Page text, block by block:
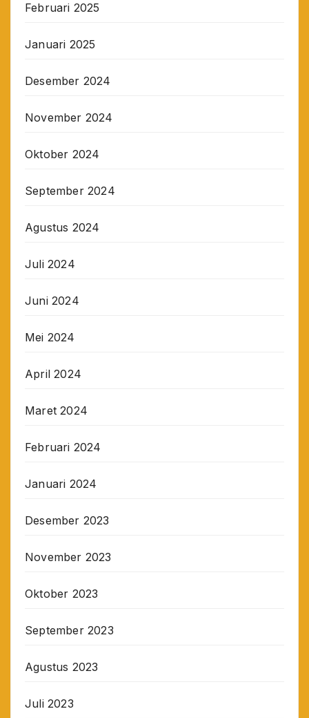
Februari 2025
Januari 2025
Desember 2024
November 2024
Oktober 2024
September 2024
Agustus 2024
Juli 2024
Juni 2024
Mei 2024
April 2024
Maret 2024
Februari 2024
Januari 2024
Desember 2023
November 2023
Oktober 2023
September 2023
Agustus 2023
Juli 2023